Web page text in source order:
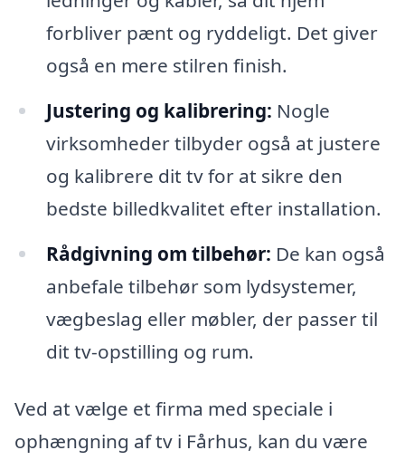
forbliver pænt og ryddeligt. Det giver
også en mere stilren finish.
Justering og kalibrering: Nogle
virksomheder tilbyder også at justere
og kalibrere dit tv for at sikre den
bedste billedkvalitet efter installation.
Rådgivning om tilbehør: De kan også
anbefale tilbehør som lydsystemer,
vægbeslag eller møbler, der passer til
dit tv-opstilling og rum.
Ved at vælge et firma med speciale i
ophængning af tv i Fårhus, kan du være